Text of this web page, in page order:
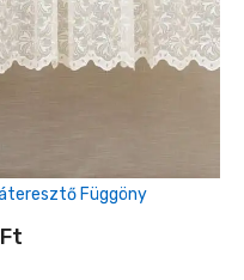
Függöny
Ft